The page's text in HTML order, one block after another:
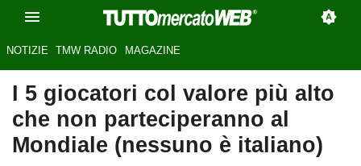
NOTIZIE TMW RADIO MAGAZINE
I 5 giocatori col valore più alto
che non parteciperanno al
Mondiale (nessuno è italiano)